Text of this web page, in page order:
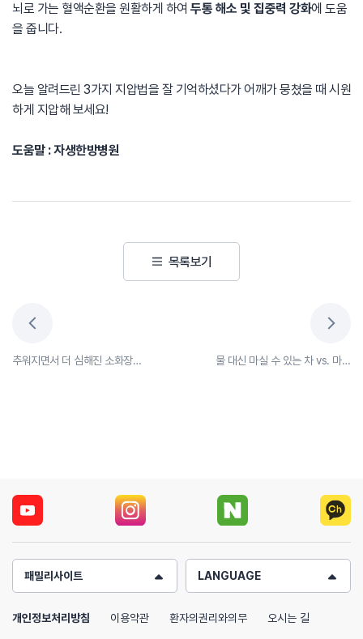
뇌로 가는 혈액순환을 원활하게 하여 두통 해소 및 집중력 강화에 도움
을 줍니다.
오늘 알려드린 3가지 지압법을 잘 기억하셨다가 어깨가 뭉쳤을 때 시원
하게 지압해 보세요!
도움말 : 자생한방병원
추워지면서 더 심해진 소화장애, 시원하게 해결하고 싶다면?
목록보기
물 대신 마실 수 있는 차 vs. 마실 수 없는 차
패밀리사이트 LANGUAGE
개인정보처리방침 이용약관 환자의권리와의무 오시는 길